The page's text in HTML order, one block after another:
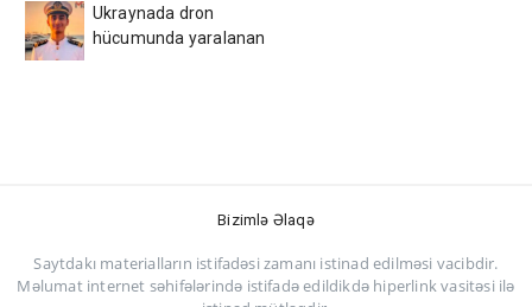
Ukraynada dron
hücumunda yaralanan
Bizimlə Əlaqə
Saytdakı materialların istifadəsi zamanı istinad edilməsi vacibdir.
Məlumat internet səhifələrində istifadə edildikdə hiperlink vasitəsi ilə